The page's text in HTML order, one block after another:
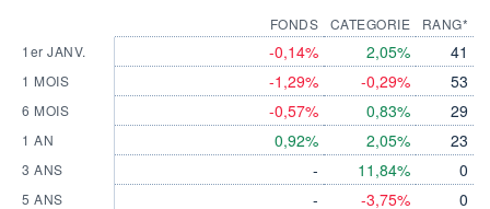
1er JANV.
1 MOIS
6 MOIS
1 AN
3 ANS
5 ANS
FONDS
-0,14%
-1,29%
-0,57%
0,92%
-
-
CATEGORIE
2,05%
-0,29%
0,83%
2,05%
11,84%
-3,75%
RANG*
41
53
29
23
0
0